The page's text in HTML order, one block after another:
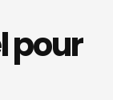
pour